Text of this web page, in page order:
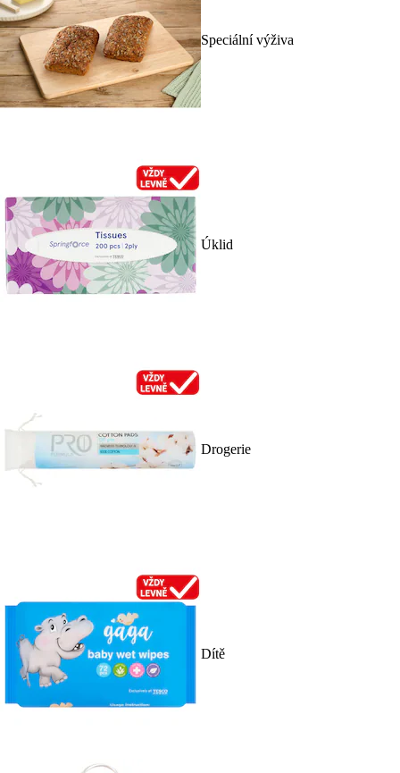
Speciální výživa
Úklid
Drogerie
Dítě